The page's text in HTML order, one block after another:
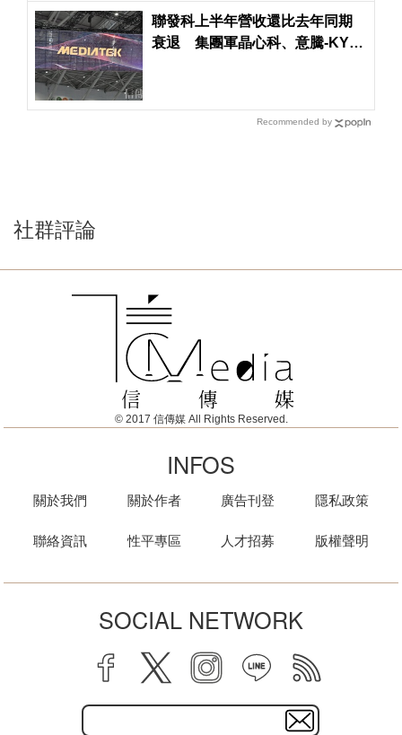
聯發科上半年營收還比去年同期
衰退 集團軍晶心科、意騰-KY年
Recommended by
社群評論
© 2017 信傳媒 All Rights Reserved.
INFOS
關於我們
聯絡資訊
關於作者
性平專區
廣告刊登
人才招募
隱私政策
版權聲明
SOCIAL NETWORK
facebook twitter instagram